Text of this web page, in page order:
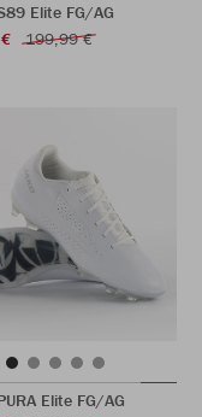
Elite FG/AG
199,99 €
Elite FG/AG